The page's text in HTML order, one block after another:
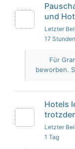
und
Letzter
17 Stunden
Für
beworben.
Hotels
Letzter
1 Tag